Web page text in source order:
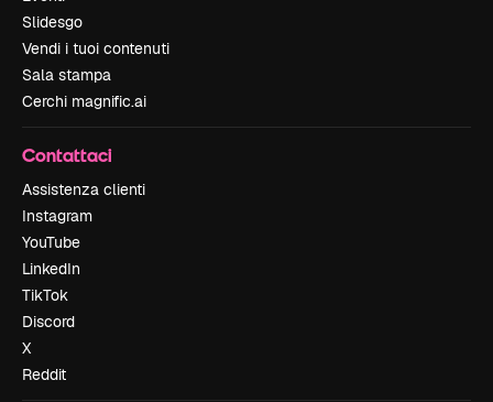
Slidesgo
Vendi i tuoi contenuti
Sala stampa
Cerchi magnific.ai
Contattaci
Assistenza clienti
Instagram
YouTube
LinkedIn
TikTok
Discord
X
Reddit